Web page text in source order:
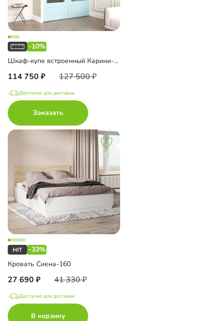
-10%
Шкаф-купе встроенный Карини-2-3
114 750 127 500
Доступно для доставки
Заказать
-33%
Кровать Сиена-160
27 690 41 330
Доступно для доставки
В корзину